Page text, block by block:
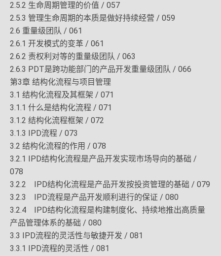
2.5.2 生命周期管理的价值 / 057
2.5.3 管理生命周期的本质是做好持续经营 / 059
2.6 重量级团队 / 061
2.6.1 开发模式的变革 / 061
2.6.2 责权利对等的重量级团队 / 063
2.6.3 PDT是跨功能部门的产品开发重量级团队 / 066
第3章 结构化流程与项目管理
3.1 结构化流程及其框架 / 071
3.1.1 什么是结构化流程 / 071
3.1.2 结构化流程框架 / 072
3.1.3 IPD流程 / 073
3.2 结构化流程的作用 / 078
3.2.1 IPD结构化流程是产品开发实现市场导向的基础 /
078
3.2.2 IPD结构化流程是产品开发按投资管理的基础 / 079
3.2.3 IPD流程是产品开发顺利进行的保证 / 080
3.2.4 IPD结构化流程是构建制度化、持续地推出高质量
产品管理体系的基础 / 080
3.3 IPD流程的灵活性与敏捷开发 / 081
3.3.1 IPD流程的灵活性 / 081